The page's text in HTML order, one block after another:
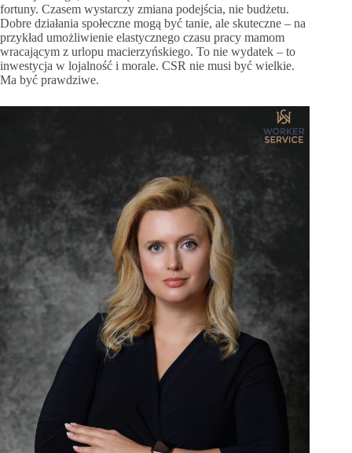
fortuny. Czasem wystarczy zmiana podejścia, nie budżetu.
Dobre działania społeczne mogą być tanie, ale skuteczne – na
przykład umożliwienie elastycznego czasu pracy mamom
wracającym z urlopu macierzyńskiego. To nie wydatek – to
inwestycja w lojalność i morale. CSR nie musi być wielkie.
Ma być prawdziwe.